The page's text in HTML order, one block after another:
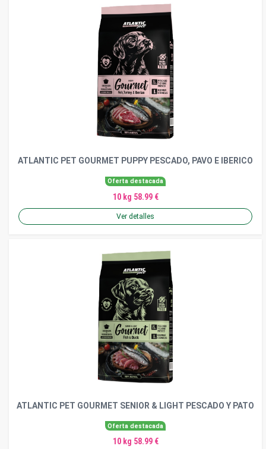
ATLANTIC PET GOURMET PUPPY PESCADO, PAVO E IBERICO
Oferta destacada
10 kg 58.99 €
Ver detalles
ATLANTIC PET GOURMET SENIOR & LIGHT PESCADO Y PATO
Oferta destacada
10 kg 58.99 €